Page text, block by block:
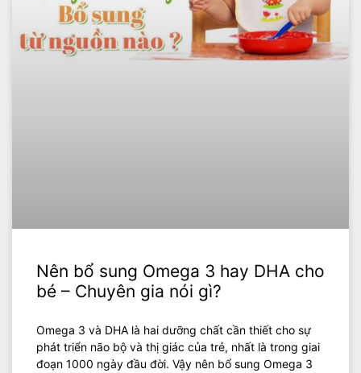
Nên bổ sung Omega 3 hay DHA cho
bé – Chuyên gia nói gì?
Omega 3 và DHA là hai dưỡng chất cần thiết cho sự
phát triển não bộ và thị giác của trẻ, nhất là trong giai
đoạn 1000 ngày đầu đời. Vậy nên bổ sung Omega 3